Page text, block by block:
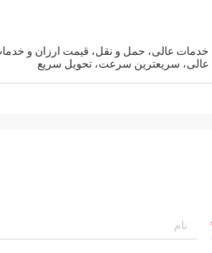
خدمات عالی، حمل و نقل، قیمت ارزان و
عالی، سریعترین سرعت، تحویل سریع